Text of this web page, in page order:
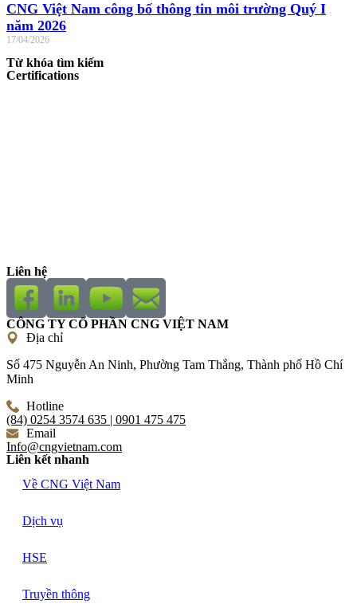
CNG Việt Nam công bố thông tin môi trường Quý I
năm 2026
17/04/2026
Từ khóa tìm kiếm
Certifications
Liên hệ
CÔNG TY CỔ PHẦN CNG VIỆT NAM
Địa chỉ
Số 475 Nguyễn An Ninh, Phường Tam Thắng, Thành phố Hồ Chí
Minh
Hotline
(84) 0254 3574 635 | 0901 475 475
Email
Info@cngvietnam.com
Liên kết nhanh
Về CNG Việt Nam
Dịch vụ
HSE
Truyền thông